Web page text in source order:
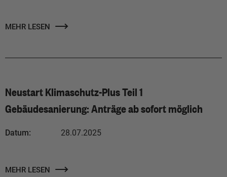
MEHR LESEN
Neustart Klimaschutz-Plus Teil 1
Gebäudesanierung: Anträge ab sofort möglich
Datum: 28.07.2025
MEHR LESEN